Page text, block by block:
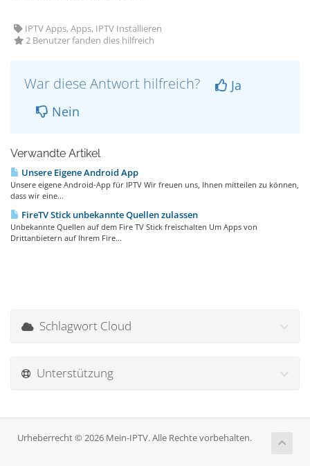
IPTV Apps, Apps, IPTV Installieren
2 Benutzer fanden dies hilfreich
War diese Antwort hilfreich?
Ja
Nein
Verwandte Artikel
Unsere Eigene Android App
Unsere eigene Android-App für IPTV Wir freuen uns, Ihnen mitteilen zu können,
dass wir eine...
FireTV Stick unbekannte Quellen zulassen
Unbekannte Quellen auf dem Fire TV Stick freischalten Um Apps von
Drittanbietern auf Ihrem Fire...
Schlagwort Cloud
Unterstützung
Urheberrecht © 2026 Mein-IPTV. Alle Rechte vorbehalten.